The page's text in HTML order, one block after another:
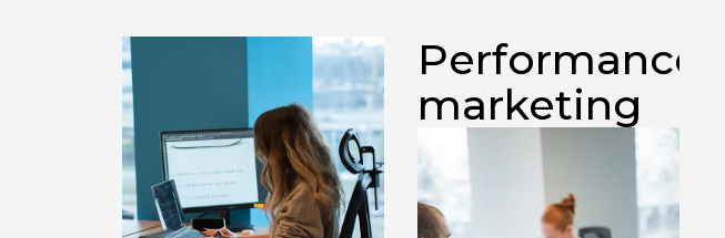
Performance
marketing